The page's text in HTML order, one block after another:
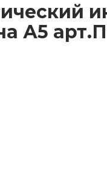
А5